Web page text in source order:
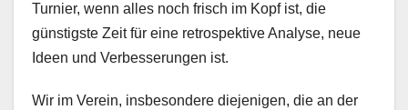
Turnier, wenn alles noch frisch im Kopf ist, die
günstigste Zeit für eine retrospektive Analyse, neue
Ideen und Verbesserungen ist.
Wir im Verein, insbesondere diejenigen, die an der